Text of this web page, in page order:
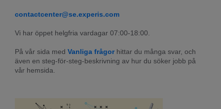
contactcenter@se.experis.com
Vi har öppet helgfria vardagar 07:00-18:00.
På vår sida med Vanliga frågor hittar du många svar, och
även en steg-för-steg-beskrivning av hur du söker jobb på
vår hemsida.